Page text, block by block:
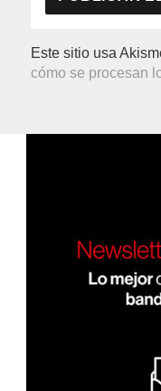
Este sitio usa
cómo se procesan